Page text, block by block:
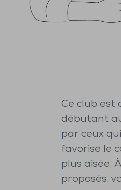
Ce club est
débutant
par ceux
favorise le
plus aisée.
proposés,